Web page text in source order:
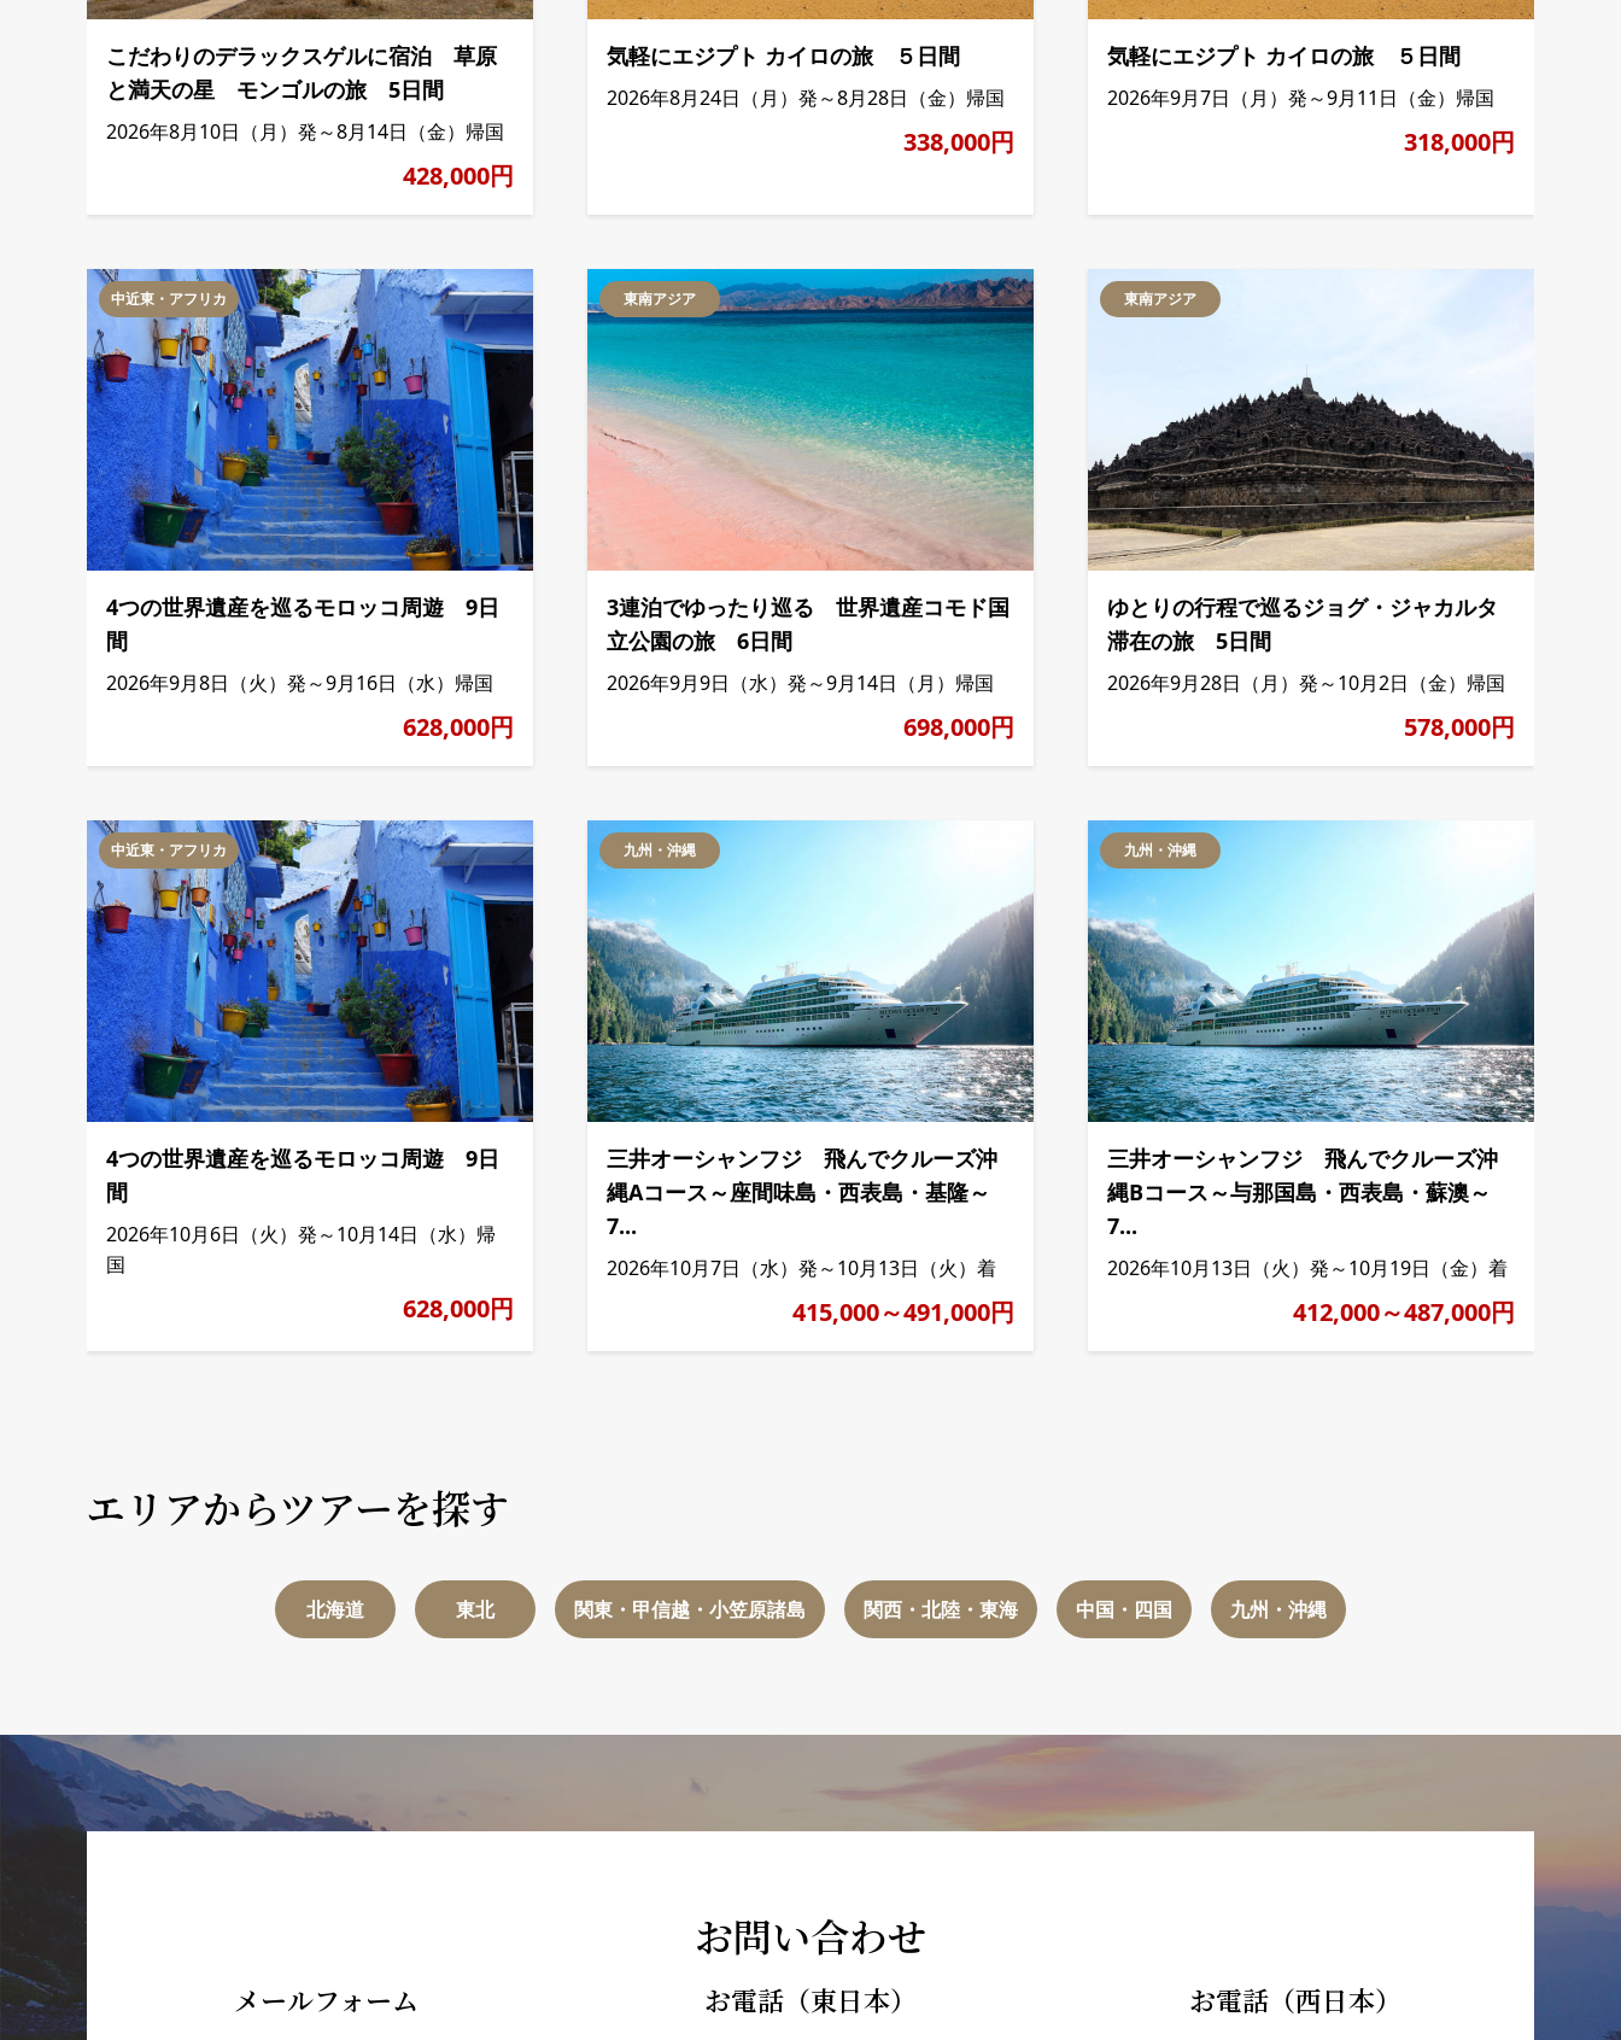
こだわりのデラックスゲルに宿泊 草原
と満天の星 モンゴルの旅 5日間
2026年8月10日（月）発～8月14日（金）帰国
428,000円
気軽にエジプト カイロの旅 ５日間
2026年8月24日（月）発～8月28日（金）帰国
338,000円
気軽にエジプト カイロの旅 ５日間
2026年9月7日（月）発～9月11日（金）帰国
318,000円
中近東・アフリカ
4つの世界遺産を巡るモロッコ周遊 9日
間
2026年9月8日（火）発～9月16日（水）帰国
628,000円
東南アジア
3連泊でゆったり巡る 世界遺産コモド国
立公園の旅 6日間
2026年9月9日（水）発～9月14日（月）帰国
698,000円
東南アジア
ゆとりの行程で巡るジョグ・ジャカルタ
滞在の旅 5日間
2026年9月28日（月）発～10月2日（金）帰国
578,000円
中近東・アフリカ
4つの世界遺産を巡るモロッコ周遊 9日
間
2026年10月6日（火）発～10月14日（水）帰
国
628,000円
九州・沖縄
三井オーシャンフジ 飛んでクルーズ沖
縄Aコース～座間味島・西表島・基隆～
7...
2026年10月7日（水）発～10月13日（火）着
415,000～491,000円
九州・沖縄
三井オーシャンフジ 飛んでクルーズ沖
縄Bコース～与那国島・西表島・蘇澳～
7...
2026年10月13日（火）発～10月19日（金）着
412,000～487,000円
エリアからツアーを探す
北海道 東北 関東・甲信越・小笠原諸島 関西・北陸・東海 中国・四国 九州・沖縄
お問い合わせ
メールフォーム お電話（東日本） お電話（西日本）